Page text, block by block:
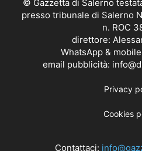
© Gazzetta di Salerno
presso tribunale di Salerno
n. ROC
direttore:
WhatsApp &
email pubblicità:
Privacy
Cookies
Contattaci: